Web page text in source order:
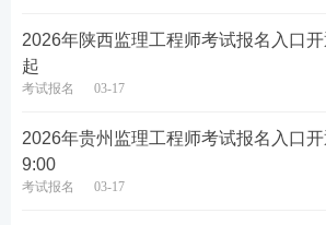
员提前做好认证事宜。
（三）上传照片。初次报考人员上传
载），并使用该软件进行照片审核
核并保存后的报名照片，才能被报名
2026年陕西监理工程师考试报名入口
起
考试报名 03-17
2026年贵州监理工程师考试报名入口
9:00
考试报名 03-17